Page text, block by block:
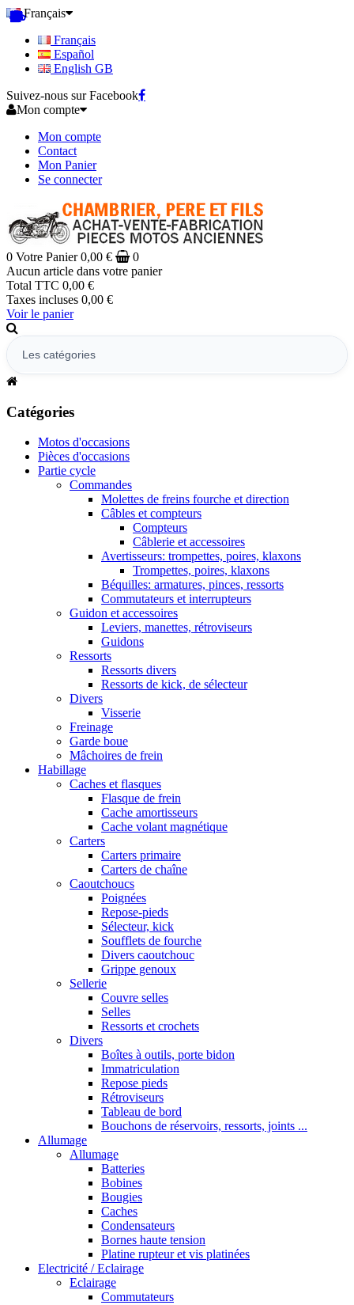
Français
Français
Español
English GB
Suivez-nous sur Facebook
Mon compte
Mon compte
Contact
Mon Panier
Se connecter
0 Votre Panier 0,00 €
0
Aucun article dans votre panier
Total TTC 0,00 €
Taxes incluses 0,00 €
Voir le panier
Catégories
Motos d'occasions
Pièces d'occasions
Partie cycle
Commandes
Molettes de freins fourche et direction
Câbles et compteurs
Compteurs
Câblerie et accessoires
Avertisseurs: trompettes, poires, klaxons
Trompettes, poires, klaxons
Béquilles: armatures, pinces, ressorts
Commutateurs et interrupteurs
Guidon et accessoires
Leviers, manettes, rétroviseurs
Guidons
Ressorts
Ressorts divers
Ressorts de kick, de sélecteur
Divers
Visserie
Freinage
Garde boue
Mâchoires de frein
Habillage
Caches et flasques
Flasque de frein
Cache amortisseurs
Cache volant magnétique
Carters
Carters primaire
Carters de chaîne
Caoutchoucs
Poignées
Repose-pieds
Sélecteur, kick
Soufflets de fourche
Divers caoutchouc
Grippe genoux
Sellerie
Couvre selles
Selles
Ressorts et crochets
Divers
Boîtes à outils, porte bidon
Immatriculation
Repose pieds
Rétroviseurs
Tableau de bord
Bouchons de réservoirs, ressorts, joints ...
Allumage
Allumage
Batteries
Bobines
Bougies
Caches
Condensateurs
Bornes haute tension
Platine rupteur et vis platinées
Electricité / Eclairage
Eclairage
Commutateurs